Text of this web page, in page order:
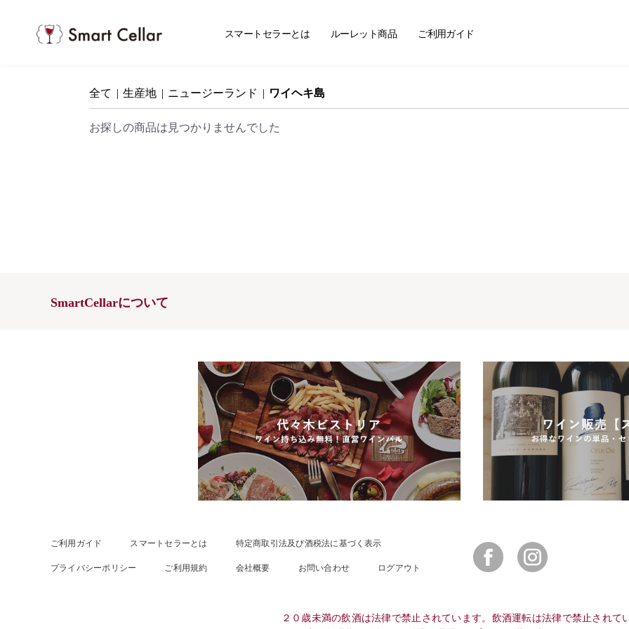
スマートセラー
スマートセラーとは ルーレット商品 ご利用ガイド
全て | 生産地 | ニュージーランド | ワイヘキ島
お探しの商品は見つかりませんでした
SmartCellarについて
ご利用ガイド スマートセラーとは 特定商取引法及び酒税法に基づく表示
プライバシーポリシー ご利用規約 会社概要 お問い合わせ ログアウト
Facebook
２０歳未満の飲酒は法律で禁止されています。飲酒運転は法律で禁止されて